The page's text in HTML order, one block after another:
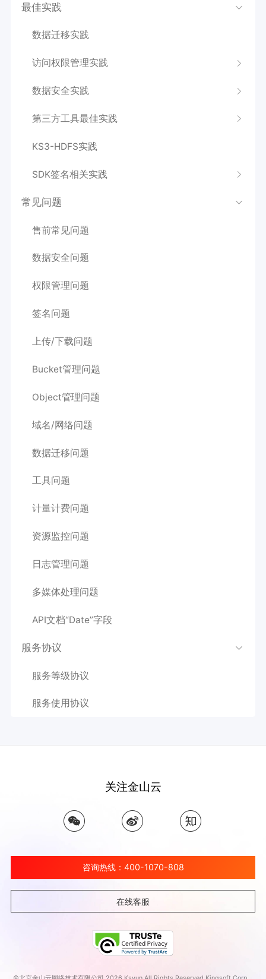
最佳实践
数据迁移实践
访问权限管理实践
数据安全实践
第三方工具最佳实践
KS3-HDFS实践
SDK签名相关实践
常见问题
售前常见问题
数据安全问题
权限管理问题
签名问题
上传/下载问题
Bucket管理问题
Object管理问题
域名/网络问题
数据迁移问题
工具问题
计量计费问题
资源监控问题
日志管理问题
多媒体处理问题
API文档“Date”字段
服务协议
服务等级协议
服务使用协议
关注金山云
咨询热线：400-1070-808
在线客服